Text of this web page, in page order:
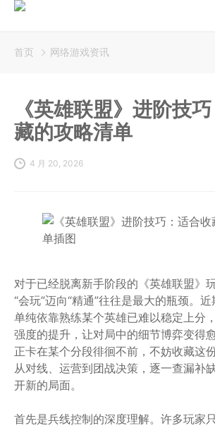
首页 网络游戏资讯
《英雄联盟》进阶技
藏的攻略清单
4 月 20, 2026
对于已经脱离新手阶段的《英雄联盟》
“会玩”迈向“精通”往往是最大的瓶颈。近
单纯依靠熟练某个英雄已难以稳定上分
强度的提升，让对局中的细节博弈变得
正卡在某个分段徘徊不前，不妨收藏这
从对线、运营到团战决策，逐一查漏补
开新的局面。
首先是兵线控制的深度理解。许多玩家